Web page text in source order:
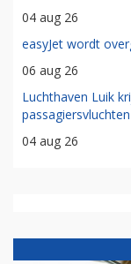
04 aug 26
easyJet wordt
06 aug 26
Luchthaven Luik
04 aug 26